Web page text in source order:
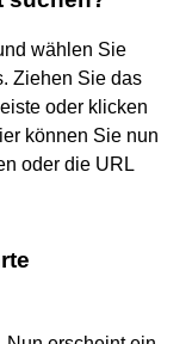
wählen Sie
Ziehen Sie das
oder klicken
können Sie nun
oder die URL